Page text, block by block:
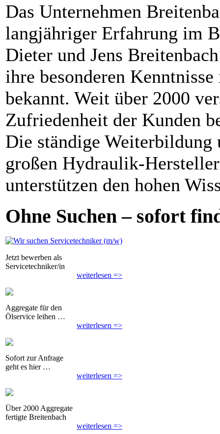
Das Unternehmen
langjähriger Erfahrung im
Dieter und Jens
ihre besonderen
bekannt. Weit über 2000
Zufriedenheit der Kunden
Die ständige
großen Hydraulik-
unterstützen den hohen
Ohne Suchen – sofort
Jetzt bewerben als
Servicetechniker/in
weiterlesen =>
Aggregate für den
Ölservice leihen …
weiterlesen =>
Sofort zur Anfrage
geht es hier …
weiterlesen =>
Über 2000 Aggregate
fertigte Breitenbach
weiterlesen =>